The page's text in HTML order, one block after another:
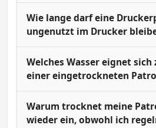
Wie lange darf eine
ungenutzt im Drucker
Welches Wasser eignet
einer eingetrockneten
Warum trocknet meine
wieder ein, obwohl ich